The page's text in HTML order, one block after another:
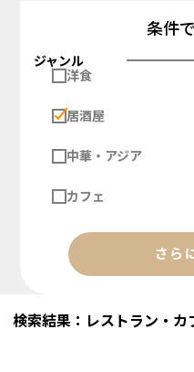
条件
ジャンル
洋食
居酒屋
中華・アジア
カフェ
さら
検索結果：レストラン・カ